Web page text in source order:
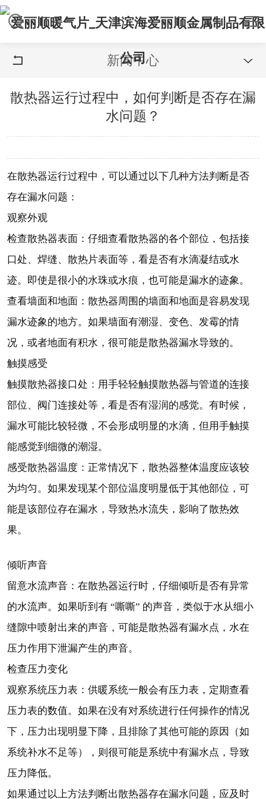
 新闻中心 
散热器运行过程中，如何判断是否存在漏
水问题？
在散热器运行过程中，可以通过以下几种方法判断是否
存在漏水问题：
观察外观
检查散热器表面：仔细查看散热器的各个部位，包括接
口处、焊缝、散热片表面等，看是否有水滴凝结或水
迹。即使是很小的水珠或水痕，也可能是漏水的迹象。
查看墙面和地面：散热器周围的墙面和地面是容易发现
漏水迹象的地方。如果墙面有潮湿、变色、发霉的情
况，或者地面有积水，很可能是散热器漏水导致的。
触摸感受
触摸散热器接口处：用手轻轻触摸散热器与管道的连接
部位、阀门连接处等，看是否有湿润的感觉。有时候，
漏水可能比较轻微，不会形成明显的水滴，但用手触摸
能感觉到细微的潮湿。
感受散热器温度：正常情况下，散热器整体温度应该较
为均匀。如果发现某个部位温度明显低于其他部位，可
能是该部位存在漏水，导致热水流失，影响了散热效
果。
倾听声音
留意水流声音：在散热器运行时，仔细倾听是否有异常
的水流声。如果听到有 “嘶嘶” 的声音，类似于水从细小
缝隙中喷射出来的声音，可能是散热器有漏水点，水在
压力作用下泄漏产生的声音。
检查压力变化
观察系统压力表：供暖系统一般会有压力表，定期查看
压力表的数值。如果在没有对系统进行任何操作的情况
下，压力出现明显下降，且排除了其他可能的原因（如
系统补水不足等），则很可能是系统中有漏水点，导致
压力降低。
如果通过以上方法判断出散热器存在漏水问题，应及时